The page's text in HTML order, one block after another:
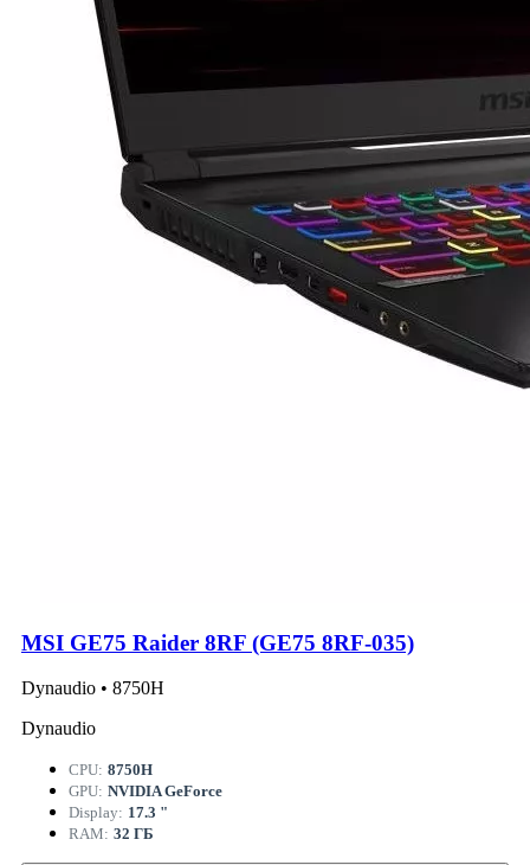
MSI GE75 Raider 8RF (GE75 8RF-035)
Dynaudio • 8750H
Dynaudio
CPU: 8750H
GPU: NVIDIA GeForce
Display: 17.3 "
RAM: 32 ГБ